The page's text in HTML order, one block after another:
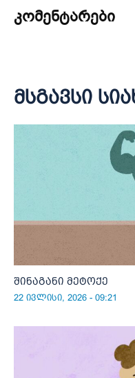
კომენტარები
მსგავსი
შინაგანი მეტოქე
22 ივლისი, 2026 - 09:21